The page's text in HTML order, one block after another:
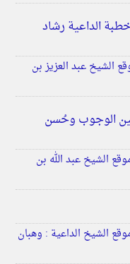
الداعية رشاد
الشيخ عبد العزيز بن
الوجوب وحُسن
الشيخ عبد الله بن
الشيخ الداعية : وهبان